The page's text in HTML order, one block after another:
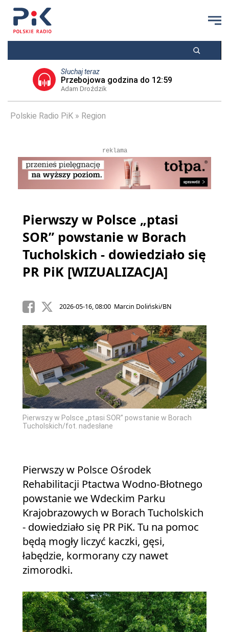
Słuchaj teraz
Przebojowa godzina do 12:59
Adam Droździk
Polskie Radio PiK Region
reklama
Pierwszy w Polsce „ptasi
SOR” powstanie w Borach
Tucholskich - dowiedziało się
PR PiK [WIZUALIZACJA]
2026-05-16, 08:00 Marcin Doliński/BN
Pierwszy w Polsce „ptasi SOR” powstanie w Borach
Tucholskich/fot. nadesłane
Pierwszy w Polsce Ośrodek
Rehabilitacji Ptactwa Wodno-Błotnego
powstanie we Wdeckim Parku
Krajobrazowych w Borach Tucholskich
- dowiedziało się PR PiK. Tu na pomoc
będą mogły liczyć kaczki, gęsi,
łabędzie, kormorany czy nawet
zimorodki.